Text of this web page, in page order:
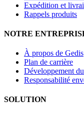
Expédition et
Rappels produits
NOTRE
À propos de Gedis
Plan de carrière
Développement
Responsabilité
SOLUTION